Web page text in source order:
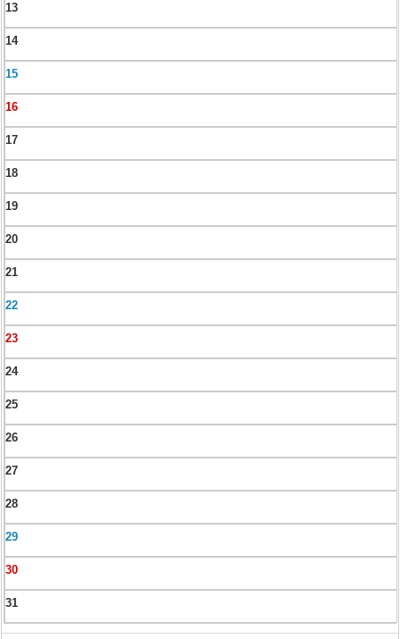
13
14
15
16
17
18
19
20
21
22
23
24
25
26
27
28
29
30
31